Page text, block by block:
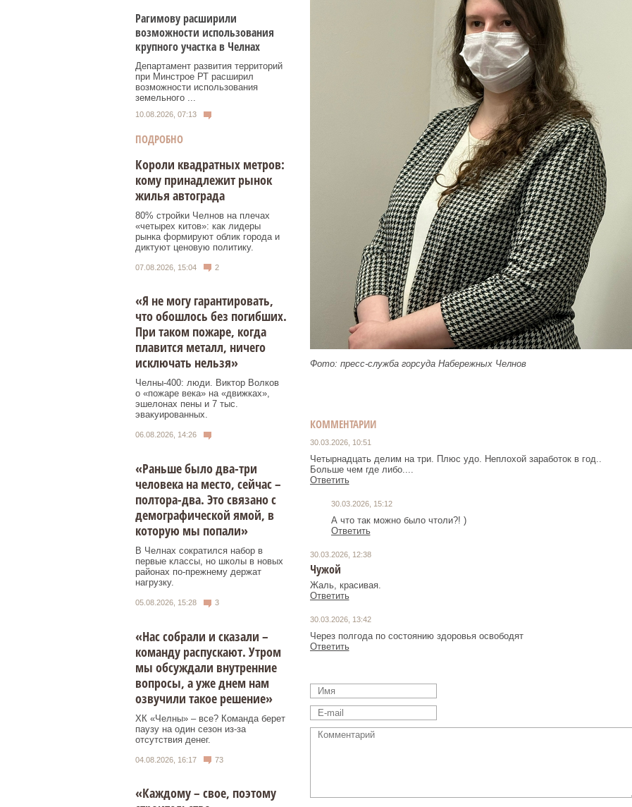
Рагимову расширили
возможности использования
крупного участка в Челнах
Департамент развития территорий
при Минстрое РТ расширил
возможности использования
земельного ...
10.08.2026, 07:13
ПОДРОБНО
Короли квадратных метров:
кому принадлежит рынок
жилья автограда
80% стройки Челнов на плечах
«четырех китов»: как лидеры
рынка формируют облик города и
диктуют ценовую политику.
07.08.2026, 15:04 2
«Я не могу гарантировать,
что обошлось без погибших.
При таком пожаре, когда
плавится металл, ничего
исключать нельзя»
Челны-400: люди. Виктор Волков
о «пожаре века» на «движках»,
эшелонах пены и 7 тыс.
эвакуированных.
06.08.2026, 14:26
«Раньше было два-три
человека на место, сейчас –
полтора-два. Это связано с
демографической ямой, в
которую мы попали»
В Челнах сократился набор в
первые классы, но школы в новых
районах по-прежнему держат
нагрузку.
05.08.2026, 15:28 3
«Нас собрали и сказали –
команду распускают. Утром
мы обсуждали внутренние
вопросы, а уже днем нам
озвучили такое решение»
ХК «Челны» – все? Команда берет
паузу на один сезон из-за
отсутствия денег.
04.08.2026, 16:17 73
«Каждому – свое, поэтому
Фото: пресс-служба горсуда Набережных Челнов
КОММЕНТАРИИ
30.03.2026, 10:51
Четырнадцать делим на три. Плюс удо. Неплохой заработок в год..
Больше чем где либо....
Ответить
30.03.2026, 15:12
А что так можно было чтоли?! )
Ответить
30.03.2026, 12:38
Чужой
Жаль, красивая.
Ответить
30.03.2026, 13:42
Через полгода по состоянию здоровья освободят
Ответить